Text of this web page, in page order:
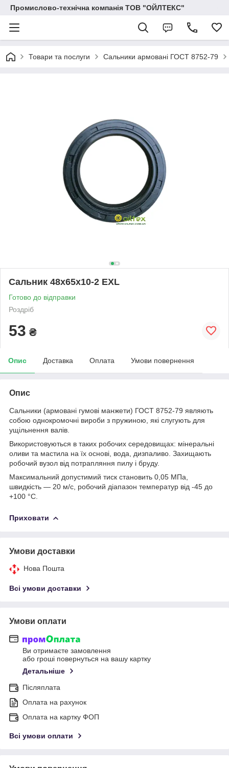
Промислово-технічна компанія ТОВ "ОЙЛТЕКС"
Товари та послуги Сальники армовані ГОСТ 8752-79
Сальник 48х65х10-2 EXL
Готово до відправки
Роздріб
53 ₴
Опис Доставка Оплата Умови повернення
Опис
Сальники (армовані гумові манжети) ГОСТ 8752-79 являють
собою однокромочні вироби з пружиною, які слугують для
ущільнення валів.
Використовуються в таких робочих середовищах: мінеральні
оливи та мастила на їх основі, вода, дизпаливо. Захищають
робочий вузол від потрапляння пилу і бруду.
Максимальний допустимий тиск становить 0,05 МПа,
швидкість — 20 м/с, робочий діапазон температур від -45 до
+100 °C.
Приховати
Умови доставки
Нова Пошта
Всі умови доставки
Умови оплати
Ви отримаєте замовлення
або гроші повернуться на вашу картку
Детальніше
Післяплата
Оплата на рахунок
Оплата на картку ФОП
Всі умови оплати